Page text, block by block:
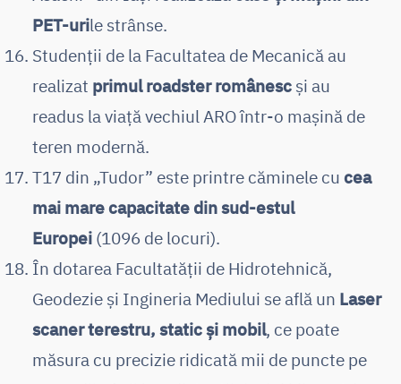
PET-urile strânse.
Studenții de la Facultatea de Mecanică au
realizat primul roadster românesc și au
readus la viață vechiul ARO într-o mașină de
teren modernă.
T17 din „Tudor” este printre căminele cu cea
mai mare capacitate din sud-estul
Europei (1096 de locuri).
În dotarea Facultatății de Hidrotehnică,
Geodezie și Ingineria Mediului se află un Laser
scaner terestru, static și mobil, ce poate
măsura cu precizie ridicată mii de puncte pe